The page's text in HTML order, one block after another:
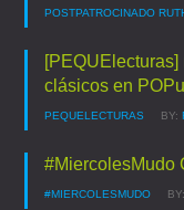
POSTPATROCINADO
clásicos en
PEQUELECTURAS BY:
#MiercolesMudo
#MIERCOLESMUDO